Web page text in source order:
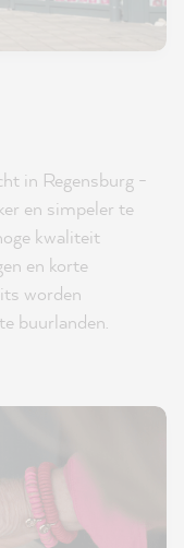
in Regensburg -
en simpeler te
kwaliteit
en korte
worden
buurlanden.